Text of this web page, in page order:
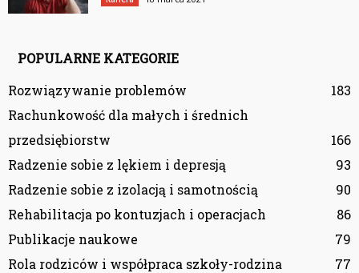
POPULARNE KATEGORIE
Rozwiązywanie problemów
183
Rachunkowość dla małych i średnich
przedsiębiorstw
166
Radzenie sobie z lękiem i depresją
93
Radzenie sobie z izolacją i samotnością
90
Rehabilitacja po kontuzjach i operacjach
86
Publikacje naukowe
79
Rola rodziców i współpraca szkoły-rodzina
77